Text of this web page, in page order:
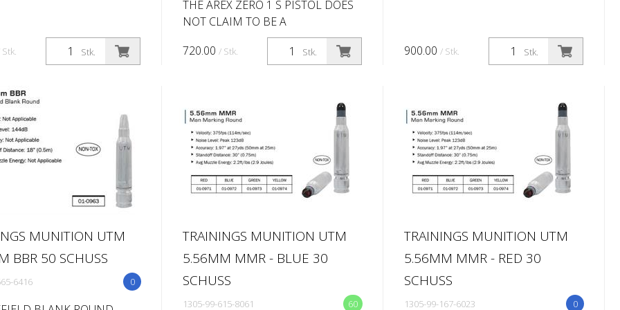
Stk.
THE AREX ZERO 1 S PISTOL DOES
NOT CLAIM TO BE A
REVOLUTIONARY BREAKTHROUGH
BUT YOU WILL FIND IT
HANDGUN DESIGN AND MAN...
Stk.
720.00 / Stk. Stk.
900.00 / Stk.
MUNITION UTM
BBR 50 SCHUSS
0
6416
TRAININGS MUNITION UTM
5.56MM MMR - BLUE 30
SCHUSS
60
1305-99-615-8061
TRAININGS MUNITION UTM
5.56MM MMR - RED 30
SCHUSS
0
1305-99-167-6023